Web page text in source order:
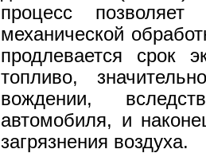
процесс
механической
продлевается срок
топливо,
вождении,
автомобиля, и
загрязнения воздуха.